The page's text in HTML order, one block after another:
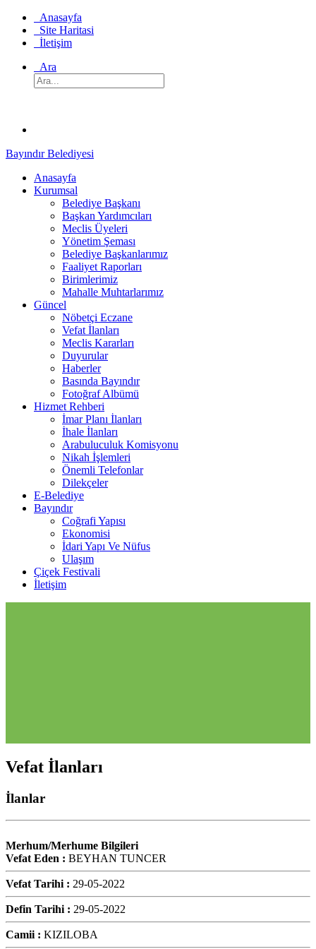
Anasayfa
Site Haritasi
İletişim
Ara
Bayındır Belediyesi
Anasayfa
Kurumsal
Belediye Başkanı
Başkan Yardımcıları
Meclis Üyeleri
Yönetim Şeması
Belediye Başkanlarımız
Faaliyet Raporları
Birimlerimiz
Mahalle Muhtarlarımız
Güncel
Nöbetçi Eczane
Vefat İlanları
Meclis Kararları
Duyurular
Haberler
Basında Bayındır
Fotoğraf Albümü
Hizmet Rehberi
İmar Planı İlanları
İhale İlanları
Arabuluculuk Komisyonu
Nikah İşlemleri
Önemli Telefonlar
Dilekçeler
E-Belediye
Bayındır
Coğrafi Yapısı
Ekonomisi
İdari Yapı Ve Nüfus
Ulaşım
Çiçek Festivali
İletişim
Vefat İlanları
İlanlar
Merhum/Merhume Bilgileri
Vefat Eden : BEYHAN TUNCER
Vefat Tarihi : 29-05-2022
Defin Tarihi : 29-05-2022
Camii : KIZILOBA